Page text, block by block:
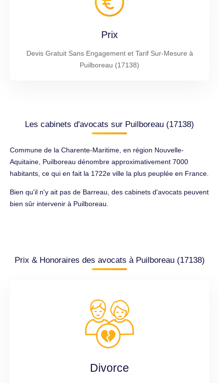
Prix
Devis Gratuit Sans Engagement et Tarif Sur-Mesure à
Puilboreau (17138)
Les cabinets d'avocats sur Puilboreau (17138)
Commune de la Charente-Maritime, en région Nouvelle-
Aquitaine, Puilboreau dénombre approximativement 7000
habitants, ce qui en fait la 1722e ville la plus peuplée en France.
Bien qu'il n'y ait pas de Barreau, des cabinets d'avocats peuvent
bien sûr intervenir à Puilboreau.
Prix & Honoraires des avocats à Puilboreau (17138)
Divorce